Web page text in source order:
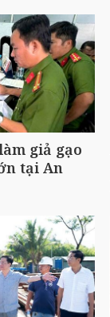
giả gạo
tại An